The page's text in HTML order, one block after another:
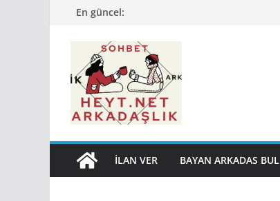
En güncel:
İLAN VER BAYAN ARKADAS BUL